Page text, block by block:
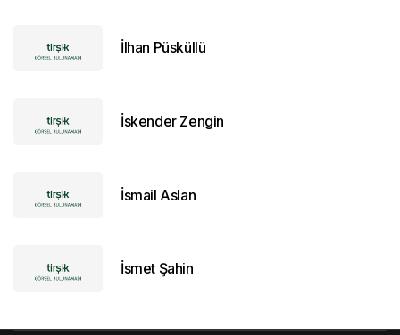
İlhan Püsküllü
İskender Zengin
İsmail Aslan
İsmet Şahin